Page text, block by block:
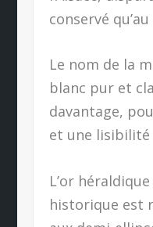
conservé
Le nom de la
blanc pur et
davantage,
et une
L’or
historique est